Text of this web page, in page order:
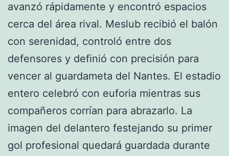
avanzó rápidamente y encontró espacios
cerca del área rival. Meslub recibió el balón
con serenidad, controló entre dos
defensores y definió con precisión para
vencer al guardameta del Nantes. El estadio
entero celebró con euforia mientras sus
compañeros corrían para abrazarlo. La
imagen del delantero festejando su primer
gol profesional quedará guardada durante